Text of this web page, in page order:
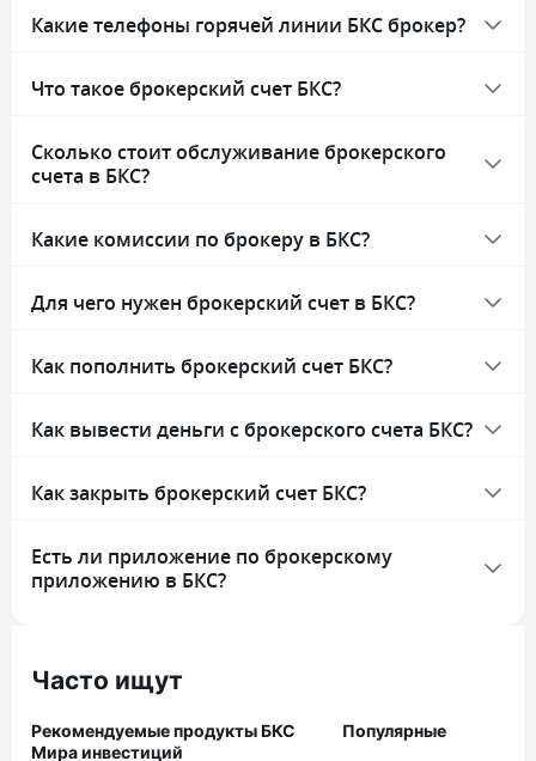
Какие телефоны горячей линии БКС брокер?
Что такое брокерский счет БКС?
Сколько стоит обслуживание брокерского
счета в БКС?
Какие комиссии по брокеру в БКС?
Для чего нужен брокерский счет в БКС?
Как пополнить брокерский счет БКС?
Как вывести деньги с брокерского счета БКС?
Как закрыть брокерский счет БКС?
Есть ли приложение по брокерскому
приложению в БКС?
Часто ищут
Рекомендуемые продукты БКС
Мира инвестиций
Популярные